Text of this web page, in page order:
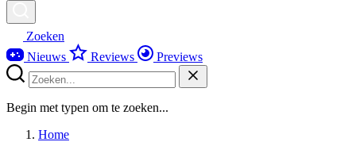
Zoeken
Nieuws
Reviews Previews
Begin met typen om te zoeken...
Home